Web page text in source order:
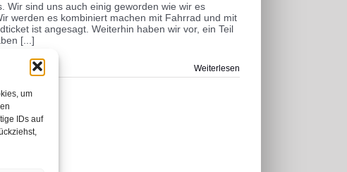
um
IDs auf
Wir sind uns auch einig geworden wie wir es
werden es kombiniert machen mit Fahrrad und mit
ist angesagt. Weiterhin haben wir vor, ein Teil
[...]
Weiterlesen